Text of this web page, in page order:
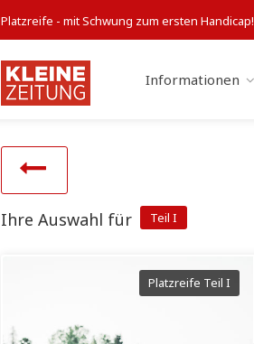
Platzreife - mit Schwung zum ersten Handicap!
Informationen
Ihre Auswahl für Teil I
Platzreife Teil I